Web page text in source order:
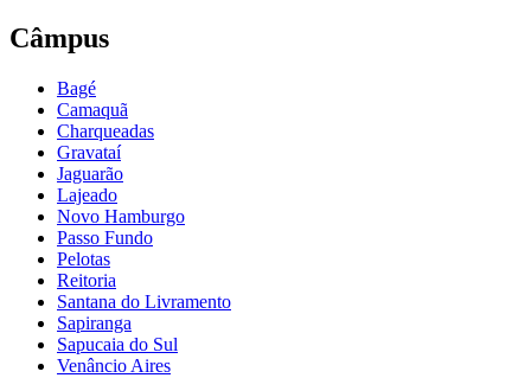
Câmpus
Bagé
Camaquã
Charqueadas
Gravataí
Jaguarão
Lajeado
Novo Hamburgo
Passo Fundo
Pelotas
Reitoria
Santana do Livramento
Sapiranga
Sapucaia do Sul
Venâncio Aires